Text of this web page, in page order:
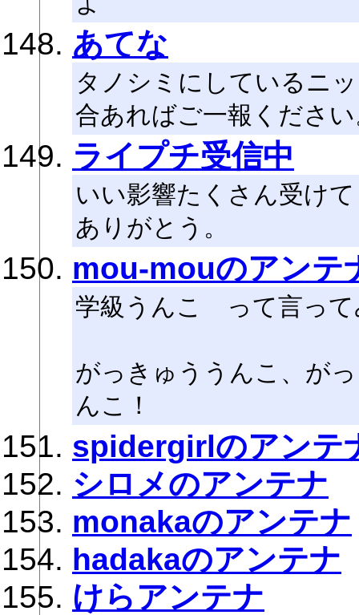
あてな
タノシミにしているニ
合あればご一報くださ
ライプチ受信中
いい影響たくさん受け
ありがとう。
mou-mouのアンテ
学級うんこ って言って
がっきゅううんこ、が
んこ！
spidergirlのアンテ
シロメのアンテナ
monakaのアンテナ
hadakaのアンテナ
けらアンテナ